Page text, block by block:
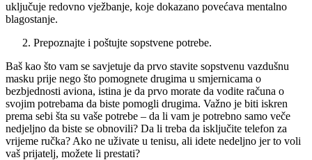
uključuje redovno vježbanje, koje dokazano povećava mentalno
blagostanje.
Prepoznajte i poštujte sopstvene potrebe.
Baš kao što vam se savjetuje da prvo stavite sopstvenu vazdušnu
masku prije nego što pomognete drugima u smjernicama o
bezbjednosti aviona, istina je da prvo morate da vodite računa o
svojim potrebama da biste pomogli drugima. Važno je biti iskren
prema sebi šta su vaše potrebe – da li vam je potrebno samo veče
nedjeljno da biste se obnovili? Da li treba da isključite telefon za
vrijeme ručka? Ako ne uživate u tenisu, ali idete nedeljno jer to voli
vaš prijatelj, možete li prestati?